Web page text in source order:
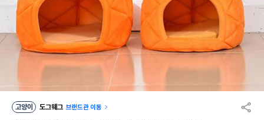
고양이 도그웨그 브랜드관 이동